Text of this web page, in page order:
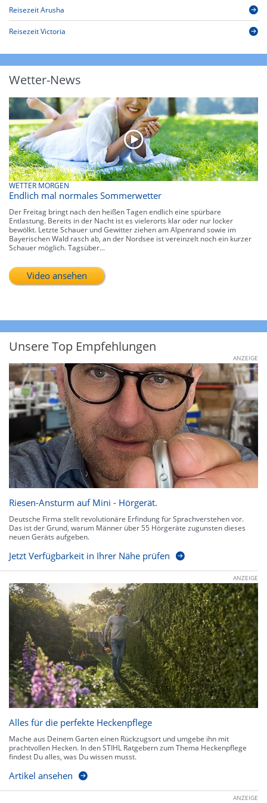
Reisezeit Arusha
Reisezeit Victoria
Wetter-News
WETTER MORGEN
Endlich mal normales Sommerwetter
Der Freitag bringt nach den heißen Tagen endlich eine spürbare
Entlastung. Bereits in der Nacht ist es vielerorts klar oder nur locker
bewölkt. Letzte Schauer und Gewitter ziehen am Alpenrand sowie im
Bayerischen Wald rasch ab, an der Nordsee ist vereinzelt noch ein kurzer
Schauer möglich. Tagsüber...
Video ansehen
Unsere Top Empfehlungen
ANZEIGE
Riesen-Ansturm auf Mini - Hörgerät.
Deutsche Firma stellt revolutionäre Erfindung für Sprachverstehen vor.
Das ist der Grund, warum Männer über 55 Hörgeräte zugunsten dieses
neuen Geräts aufgeben.
Jetzt Verfügbarkeit in Ihrer Nähe prüfen
ANZEIGE
Alles für die perfekte Heckenpflege
Mache aus Deinem Garten einen Rückzugsort und umgebe ihn mit
prachtvollen Hecken. In den STIHL Ratgebern zum Thema Heckenpflege
findest Du alles, was Du wissen musst.
Artikel ansehen
ANZEIGE